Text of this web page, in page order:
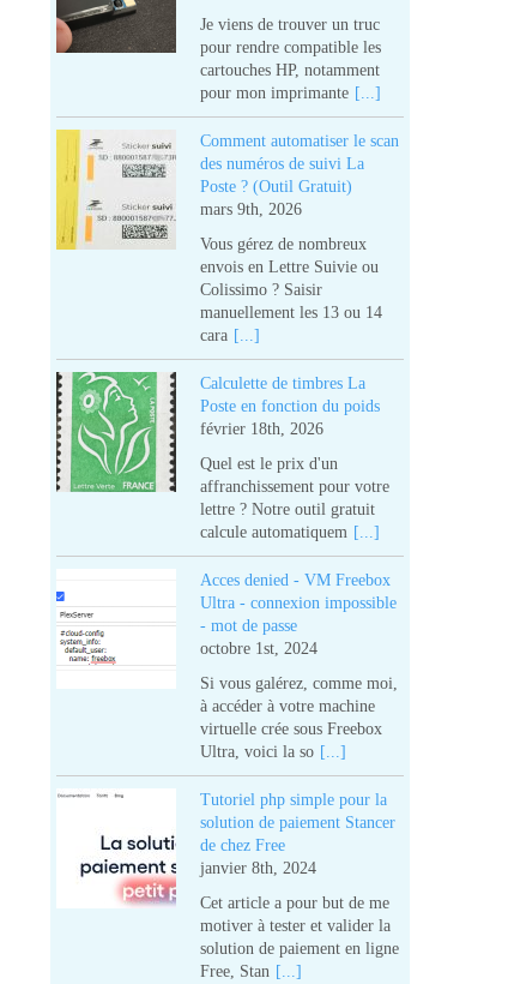
Je viens de trouver un truc
pour rendre compatible les
cartouches HP, notamment
pour mon imprimante [...]
Comment automatiser le scan
des numéros de suivi La
Poste ? (Outil Gratuit)
mars 9th, 2026
Vous gérez de nombreux
envois en Lettre Suivie ou
Colissimo ? Saisir
manuellement les 13 ou 14
cara [...]
Calculette de timbres La
Poste en fonction du poids
février 18th, 2026
Quel est le prix d'un
affranchissement pour votre
lettre ? Notre outil gratuit
calcule automatiquem [...]
Acces denied - VM Freebox
Ultra - connexion impossible
- mot de passe
octobre 1st, 2024
Si vous galérez, comme moi,
à accéder à votre machine
virtuelle crée sous Freebox
Ultra, voici la so [...]
Tutoriel php simple pour la
solution de paiement Stancer
de chez Free
janvier 8th, 2024
Cet article a pour but de me
motiver à tester et valider la
solution de paiement en ligne
Free, Stan [...]